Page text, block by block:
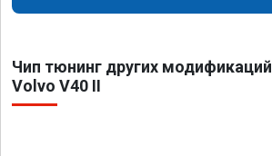
Чип тюнинг других модификаций
Volvo V40 II